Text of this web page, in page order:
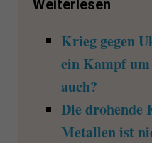
Weiterlesen
Krieg gegen
ein Kampf
auch?
Die drohende
Metallen ist